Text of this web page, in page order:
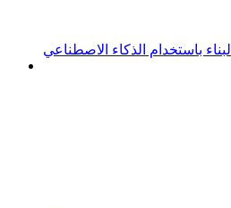
البناء باستخدام الذكاء الاصطناعي